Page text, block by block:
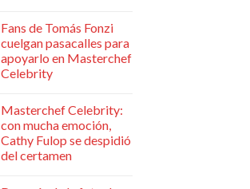
Fans de Tomás Fonzi
cuelgan pasacalles para
apoyarlo en Masterchef
Celebrity
Masterchef Celebrity:
con mucha emoción,
Cathy Fulop se despidió
del certamen